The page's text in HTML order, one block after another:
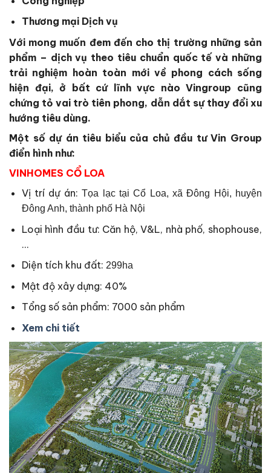
Thương mại Dịch vụ
Với mong muốn đem đến cho thị trường những sản
phẩm – dịch vụ theo tiêu chuẩn quốc tế và những
trải nghiệm hoàn toàn mới về phong cách sống
hiện đại, ở bất cứ lĩnh vực nào Vingroup cũng
chứng tỏ vai trò tiên phong, dẫn dắt sự thay đổi xu
hướng tiêu dùng.
Một số dự án tiêu biểu của chủ đầu tư Vin Group
điển hình như:
VINHOMES CỔ LOA
Vị trí dự án:Tọa lạc tại Cổ Loa, xã Đông Hội, huyện
Đông Anh, thành phố Hà Nội
Loại hình đầu tư: Căn hộ, V&L, nhà phố, shophouse,
…
Diện tích khu đất: 299ha
Mật độ xây dựng: 40%
Tổng số sản phẩm: 7000 sản phẩm
Xem chi tiết